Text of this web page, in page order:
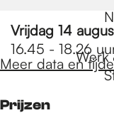
Werk
Vrijdag 14
16.45 - 18.26
Meer data en
Prijzen